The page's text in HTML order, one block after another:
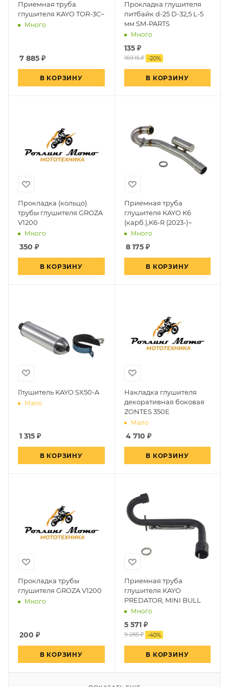
Приемная труба
глушителя KAYO TOR-3C~
Много
7 885 ₽
В КОРЗИНУ
Прокладка глушителя
питбайк d-25 D-32,5 L-5
мм SM-PARTS
Много
135₽
169.15 ₽ -20%
В КОРЗИНУ
Прокладка (кольцо)
трубы глушителя GROZA
V1200
Много
350 ₽
В КОРЗИНУ
Приемная труба
глушителя KAYO K6
(карб.),K6-R (2023-)~
Много
8 175₽
В КОРЗИНУ
Глушитель KAYO SX50-A
Мало
1 315 ₽
В КОРЗИНУ
Накладка глушителя
декоративная боковая
ZONTES 350E
Мало
4 710 ₽
В КОРЗИНУ
Прокладка трубы
глушителя GROZA V1200
Много
200 ₽
В КОРЗИНУ
Приемная труба
глушителя KAYO
PREDATOR, MINI BULL
Много
5 571₽
9 285 ₽ -40%
В КОРЗИНУ